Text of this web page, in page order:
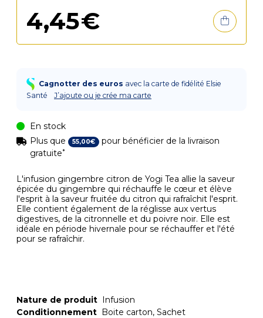
L'infusion gingembre citron de Yogi Tea allie la saveur
épicée du gingembre qui réchauffe le cœur et élève
l'esprit à la saveur fruitée du citron qui rafraîchit l'esprit.
Elle contient également de la réglisse aux vertus
digestives, de la citronnelle et du poivre noir. Elle est
idéale en période hivernale pour se réchauffer et l'été
pour se rafraîchir.
4,45€
Cagnotter des euros avec la carte de fidélité Elsie
Santé
J’ajoute ou je crée ma carte
En stock
Plus que
55,00€ pour bénéficier de la livraison
gratuite*
Nature de produit Infusion
Conditionnement Boite carton, Sachet